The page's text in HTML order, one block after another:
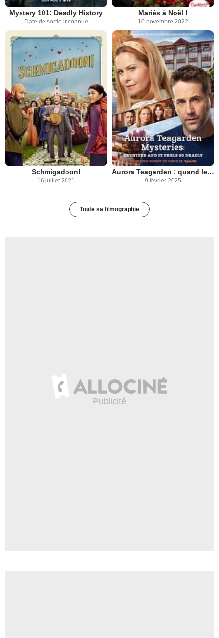
Mystery 101: Deadly History
Date de sortie inconnue
Mariés à Noël !
10 novembre 2022
Schmigadoon!
16 juillet 2021
Aurora Teagarden : quand le passé vous rattrape
9 février 2025
Toute sa filmographie